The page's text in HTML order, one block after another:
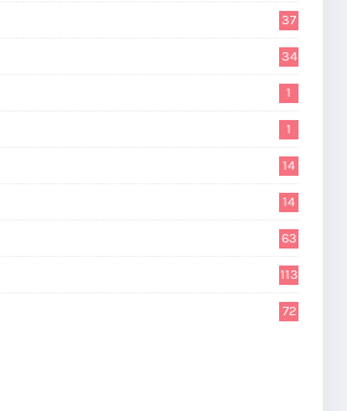
37
34
1
1
14
14
63
113
72